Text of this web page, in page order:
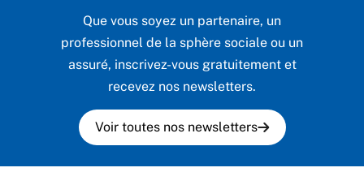
Que vous soyez un partenaire, un
professionnel de la sphère sociale ou un
assuré, inscrivez-vous gratuitement et
recevez nos newsletters.
Voir toutes nos newsletters